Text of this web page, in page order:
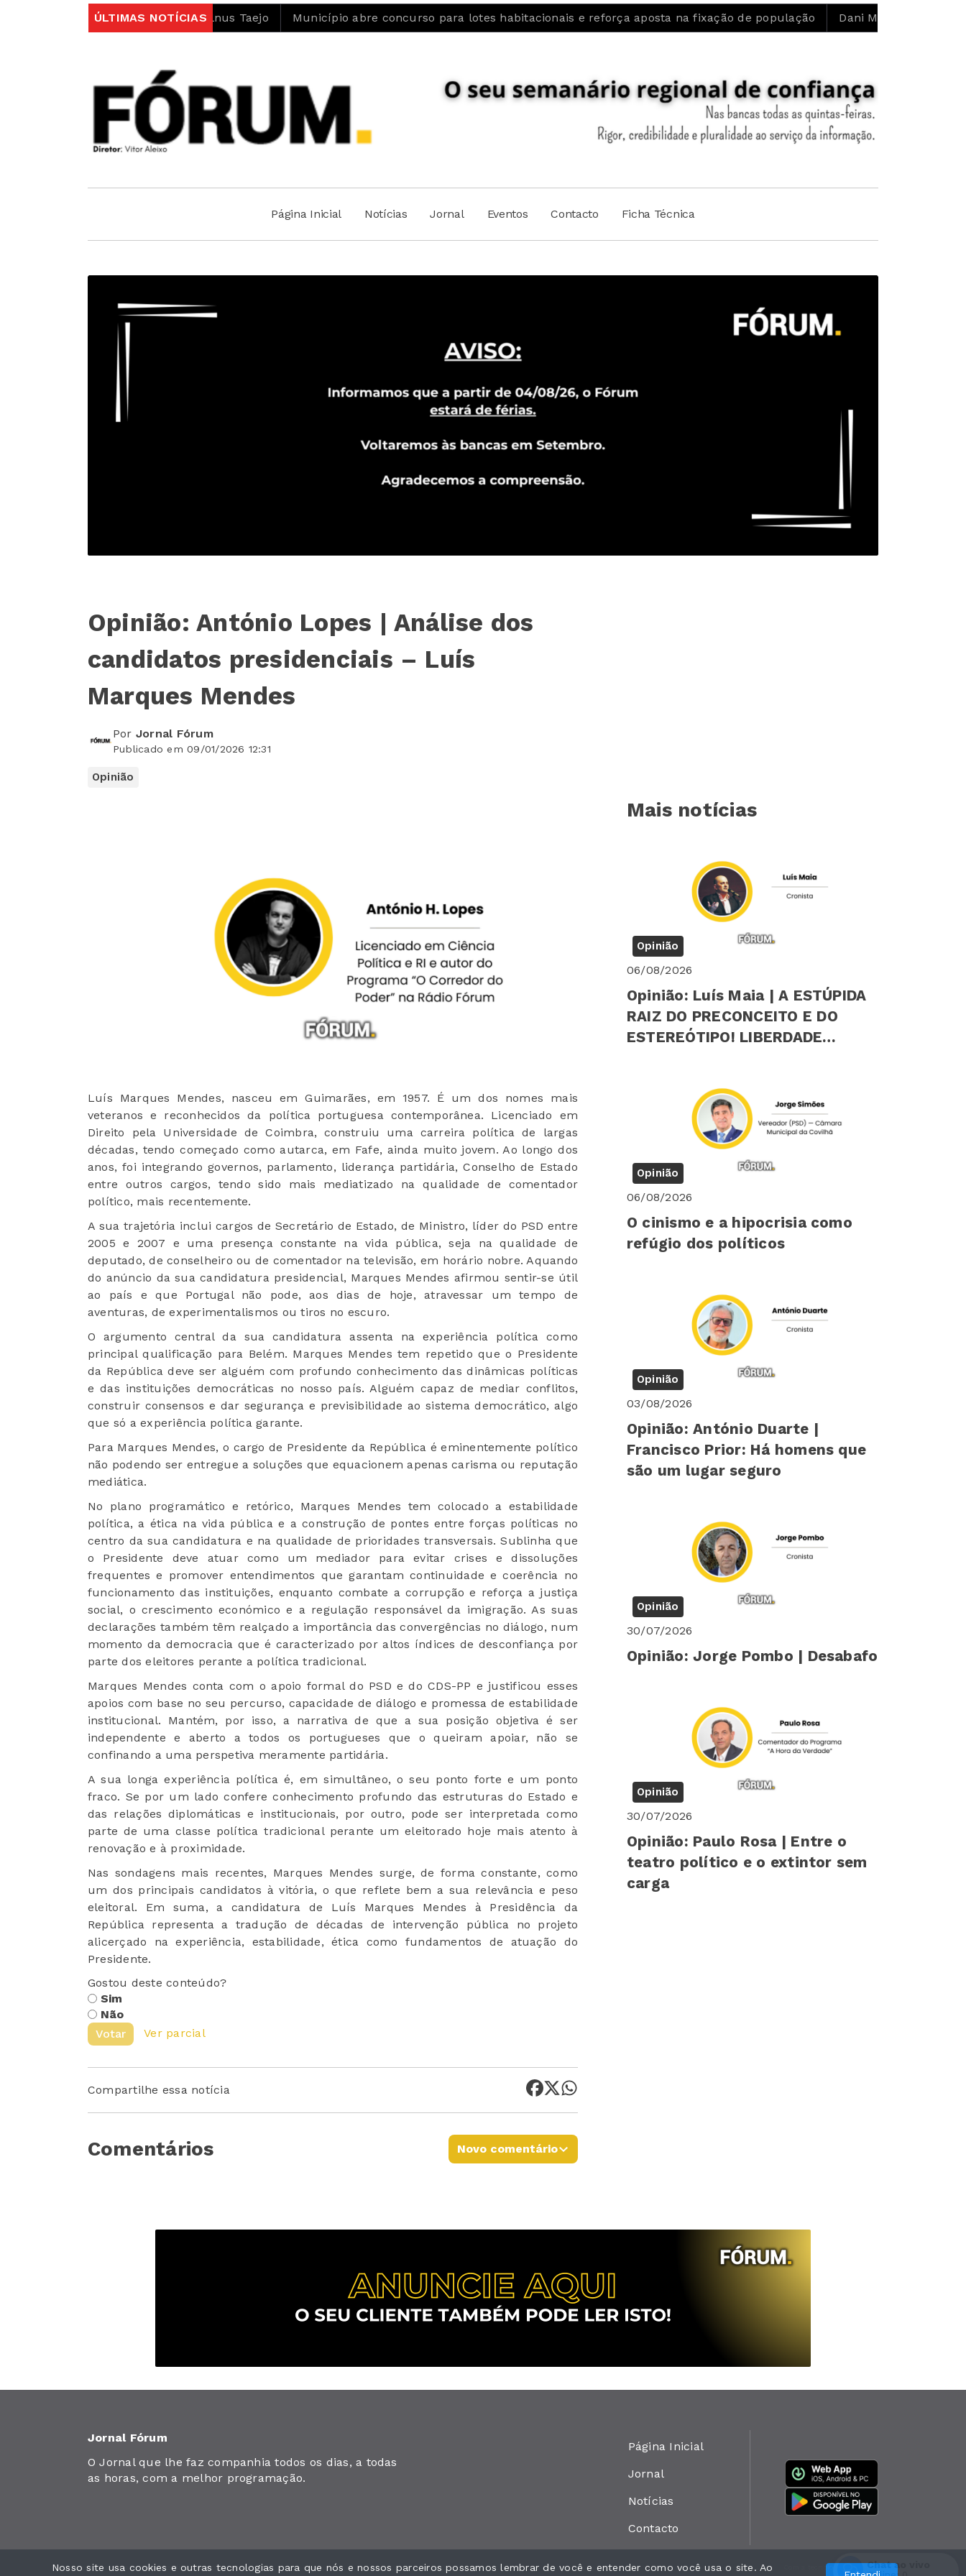
ÚLTIMAS NOTÍCIAS
do projeto LIFE Alnus Taejo Município abre concurso para lotes habitacionais e reforça aposta na fixação de população Dani Matos: “Confio no trabalho
Página Inicial Notícias Jornal Eventos Contacto Ficha Técnica
Opinião: António Lopes | Análise dos
candidatos presidenciais – Luís
Marques Mendes
Por Jornal Fórum
Publicado em 09/01/2026 12:31
Opinião
Luís Marques Mendes, nasceu em Guimarães, em 1957. É um dos nomes mais
veteranos e reconhecidos da política portuguesa contemporânea. Licenciado em
Direito pela Universidade de Coimbra, construiu uma carreira política de largas
décadas, tendo começado como autarca, em Fafe, ainda muito jovem. Ao longo dos
anos, foi integrando governos, parlamento, liderança partidária, Conselho de Estado
entre outros cargos, tendo sido mais mediatizado na qualidade de comentador
político, mais recentemente.
A sua trajetória inclui cargos de Secretário de Estado, de Ministro, líder do PSD entre
2005 e 2007 e uma presença constante na vida pública, seja na qualidade de
deputado, de conselheiro ou de comentador na televisão, em horário nobre. Aquando
do anúncio da sua candidatura presidencial, Marques Mendes afirmou sentir-se útil
ao país e que Portugal não pode, aos dias de hoje, atravessar um tempo de
aventuras, de experimentalismos ou tiros no escuro.
O argumento central da sua candidatura assenta na experiência política como
principal qualificação para Belém. Marques Mendes tem repetido que o Presidente
da República deve ser alguém com profundo conhecimento das dinâmicas políticas
e das instituições democráticas no nosso país. Alguém capaz de mediar conflitos,
construir consensos e dar segurança e previsibilidade ao sistema democrático, algo
que só a experiência política garante.
Para Marques Mendes, o cargo de Presidente da República é eminentemente político
não podendo ser entregue a soluções que equacionem apenas carisma ou reputação
mediática.
No plano programático e retórico, Marques Mendes tem colocado a estabilidade
política, a ética na vida pública e a construção de pontes entre forças políticas no
centro da sua candidatura e na qualidade de prioridades transversais. Sublinha que
o Presidente deve atuar como um mediador para evitar crises e dissoluções
frequentes e promover entendimentos que garantam continuidade e coerência no
funcionamento das instituições, enquanto combate a corrupção e reforça a justiça
social, o crescimento económico e a regulação responsável da imigração. As suas
declarações também têm realçado a importância das convergências no diálogo, num
momento da democracia que é caracterizado por altos índices de desconfiança por
parte dos eleitores perante a política tradicional.
Marques Mendes conta com o apoio formal do PSD e do CDS-PP e justificou esses
apoios com base no seu percurso, capacidade de diálogo e promessa de estabilidade
institucional. Mantém, por isso, a narrativa de que a sua posição objetiva é ser
independente e aberto a todos os portugueses que o queiram apoiar, não se
confinando a uma perspetiva meramente partidária.
A sua longa experiência política é, em simultâneo, o seu ponto forte e um ponto
fraco. Se por um lado confere conhecimento profundo das estruturas do Estado e
das relações diplomáticas e institucionais, por outro, pode ser interpretada como
parte de uma classe política tradicional perante um eleitorado hoje mais atento à
renovação e à proximidade.
Nas sondagens mais recentes, Marques Mendes surge, de forma constante, como
um dos principais candidatos à vitória, o que reflete bem a sua relevância e peso
eleitoral. Em suma, a candidatura de Luís Marques Mendes à Presidência da
República representa a tradução de décadas de intervenção pública no projeto
alicerçado na experiência, estabilidade, ética como fundamentos de atuação do
Presidente.
Gostou deste conteúdo?
Sim
Não
Votar
Ver parcial
Compartilhe essa notícia
Comentários Novo comentário
Mais notícias
Opinião
06/08/2026
Opinião: Luís Maia | A ESTÚPIDA
RAIZ DO PRECONCEITO E DO
ESTEREÓTIPO! LIBERDADE
Opinião
06/08/2026
O cinismo e a hipocrisia como
refúgio dos políticos
Opinião
03/08/2026
Opinião: António Duarte |
Francisco Prior: Há homens que
são um lugar seguro
Opinião
30/07/2026
Opinião: Jorge Pombo | Desabafo
Opinião
30/07/2026
Opinião: Paulo Rosa | Entre o
teatro político e o extintor sem
carga
Jornal Fórum
O Jornal que lhe faz companhia todos os dias, a todas
as horas, com a melhor programação.
Página Inicial
Jornal
Notícias
Contacto
Jornal Fórum. Todos os direitos reservados. Com a tecnologia
Nosso site usa cookies e outras tecnologias para que nós e nossos parceiros possamos lembrar de você e entender como você usa o site. Ao Chat ao vivo